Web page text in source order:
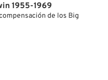
1955-1969
de los Big